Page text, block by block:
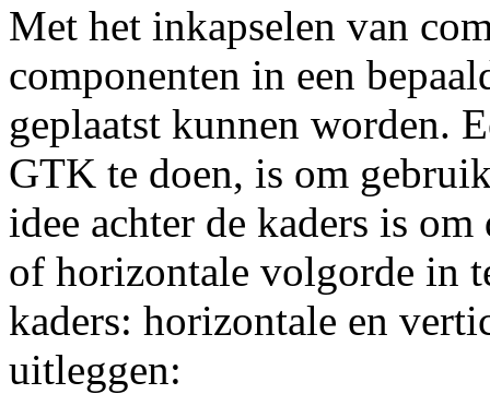
Met het inkapselen van
componenten in een
geplaatst kunnen worden.
GTK te doen, is om
idee achter de kaders is
of horizontale volgorde in
kaders: horizontale en
uitleggen: